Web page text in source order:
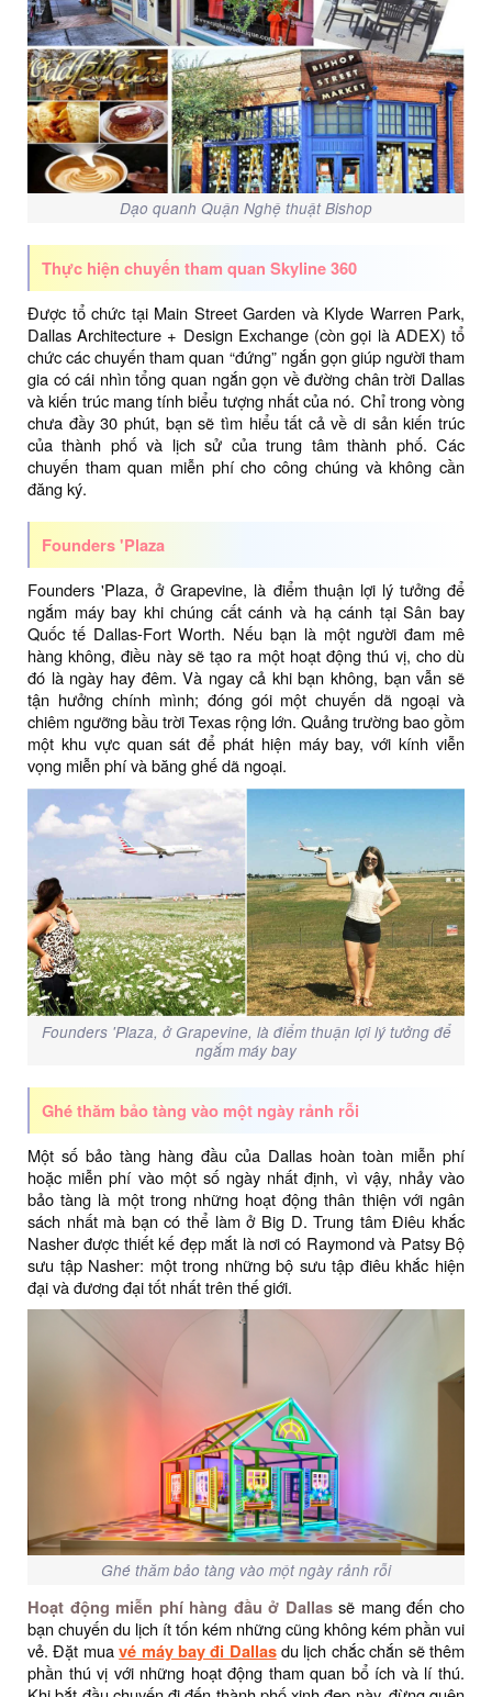
Dạo quanh Quận Nghệ thuật Bishop
Thực hiện chuyến tham quan Skyline 360
Được tổ chức tại Main Street Garden và Klyde Warren Park,
Dallas Architecture + Design Exchange (còn gọi là ADEX) tổ
chức các chuyến tham quan “đứng” ngắn gọn giúp người tham
gia có cái nhìn tổng quan ngắn gọn về đường chân trời Dallas
và kiến ​​trúc mang tính biểu tượng nhất của nó. Chỉ trong vòng
chưa đầy 30 phút, bạn sẽ tìm hiểu tất cả về di sản kiến ​​trúc
của thành phố và lịch sử của trung tâm thành phố. Các
chuyến tham quan miễn phí cho công chúng và không cần
đăng ký.
Founders 'Plaza
Founders 'Plaza, ở Grapevine, là điểm thuận lợi lý tưởng để
ngắm máy bay khi chúng cất cánh và hạ cánh tại Sân bay
Quốc tế Dallas-Fort Worth. Nếu bạn là một người đam mê
hàng không, điều này sẽ tạo ra một hoạt động thú vị, cho dù
đó là ngày hay đêm. Và ngay cả khi bạn không, bạn vẫn sẽ
tận hưởng chính mình; đóng gói một chuyến dã ngoại và
chiêm ngưỡng bầu trời Texas rộng lớn. Quảng trường bao gồm
một khu vực quan sát để phát hiện máy bay, với kính viễn
vọng miễn phí và băng ghế dã ngoại.
Founders 'Plaza, ở Grapevine, là điểm thuận lợi lý tưởng để
ngắm máy bay
Ghé thăm bảo tàng vào một ngày rảnh rỗi
Một số bảo tàng hàng đầu của Dallas hoàn toàn miễn phí
hoặc miễn phí vào một số ngày nhất định, vì vậy, nhảy vào
bảo tàng là một trong những hoạt động thân thiện với ngân
sách nhất mà bạn có thể làm ở Big D. Trung tâm Điêu khắc
Nasher được thiết kế đẹp mắt là nơi có Raymond và Patsy Bộ
sưu tập Nasher: một trong những bộ sưu tập điêu khắc hiện
đại và đương đại tốt nhất trên thế giới.
Ghé thăm bảo tàng vào một ngày rảnh rỗi
Hoạt động miễn phí hàng đầu ở Dallassẽ mang đến cho
bạn chuyến du lịch ít tốn kém những cũng không kém phần vui
vẻ. Đặt muavé máy bay đi Dallasdu lịch chắc chắn sẽ thêm
phần thú vị với những hoạt động tham quan bổ ích và lí thú.